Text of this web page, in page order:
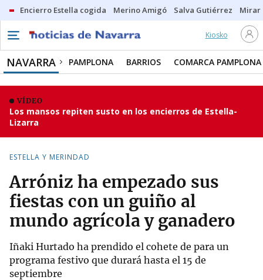
Encierro Estella cogida Merino Amigó Salva Gutiérrez Mirar
Kiosko
NAVARRA PAMPLONA BARRIOS COMARCA PAMPLONA
VÍDEO
Los mansos repiten susto en los encierros de Estella-
Lizarra
ESTELLA Y MERINDAD
Arróniz ha empezado sus
fiestas con un guiño al
mundo agrícola y ganadero
Iñaki Hurtado ha prendido el cohete de para un
programa festivo que durará hasta el 15 de
septiembre